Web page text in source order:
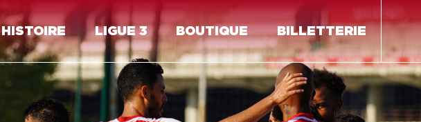
HISTOIRE LIGUE 3 BOUTIQUE BILLETTERIE